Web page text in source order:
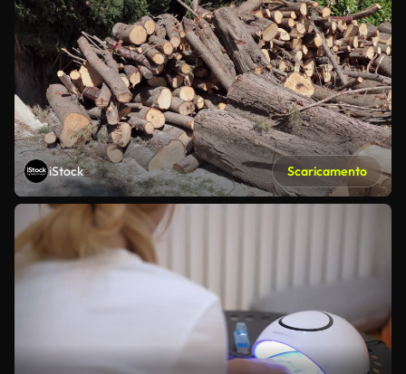
iStock Scaricamento